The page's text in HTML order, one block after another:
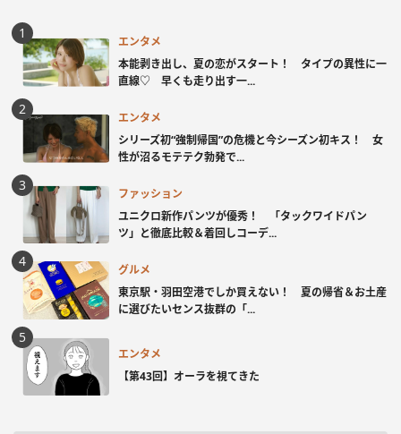
エンタメ
本能剥き出し、夏の恋がスタート！ タイプの異性に一
直線♡ 早くも走り出す一...
エンタメ
シリーズ初“強制帰国”の危機と今シーズン初キス！ 女
性が沼るモテテク勃発で...
ファッション
ユニクロ新作パンツが優秀！ 「タックワイドパン
ツ」と徹底比較＆着回しコーデ...
グルメ
東京駅・羽田空港でしか買えない！ 夏の帰省＆お土産
に選びたいセンス抜群の「...
エンタメ
【第43回】オーラを視てきた